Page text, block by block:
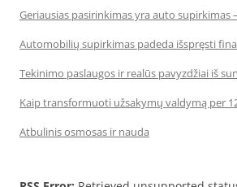
Geriausias pasirinkimas yra auto supirkimas
Automobilių supirkimas padeda išspręsti
Tekinimo paslaugos ir realūs pavyzdžiai iš
Kaip transformuoti užsakymų valdymą per
Atbulinis osmosas ir nauda